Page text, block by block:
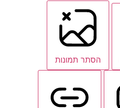
הסתר תמונות